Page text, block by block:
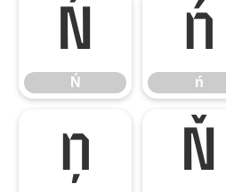
Ń
Ń
ń
ń
ņ Ň